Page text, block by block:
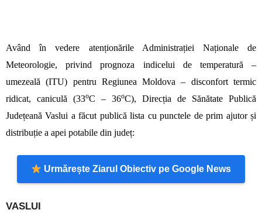
Având în vedere atenționările Administrației Naționale de
Meteorologie, privind prognoza indicelui de temperatură –
umezeală (ITU) pentru Regiunea Moldova – disconfort termic
ridicat, caniculă (33oC – 36oC), Direcția de Sănătate Publică
Județeană Vaslui a făcut publică lista cu punctele de prim ajutor și
distribuție a apei potabile din județ:
Urmărește Ziarul Obiectiv pe Google News
VASLUI